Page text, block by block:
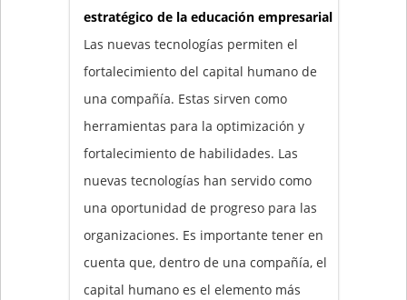
estratégico de la educación empresarial
Las nuevas tecnologías permiten el
fortalecimiento del capital humano de
una compañía. Estas sirven como
herramientas para la optimización y
fortalecimiento de habilidades. Las
nuevas tecnologías han servido como
una oportunidad de progreso para las
organizaciones. Es importante tener en
cuenta que, dentro de una compañía, el
capital humano es el elemento más